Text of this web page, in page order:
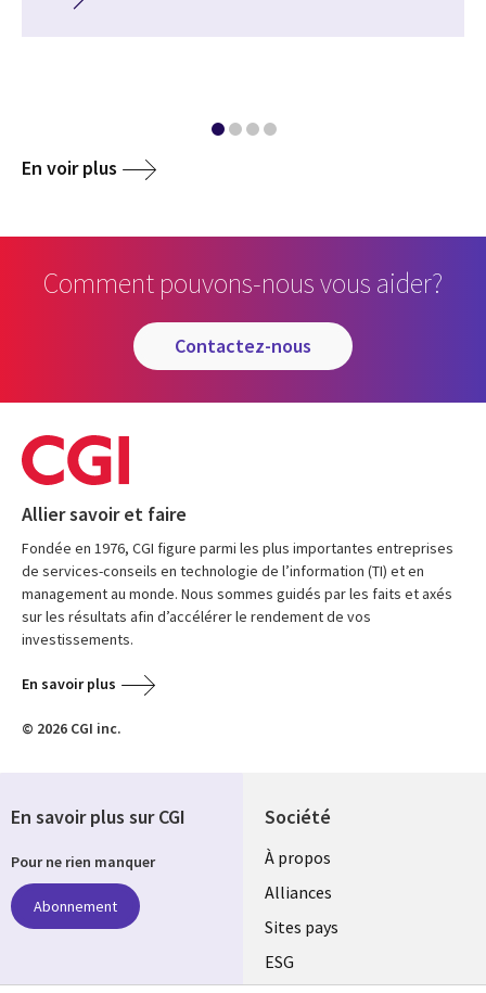
En voir plus
Comment pouvons-nous vous aider?
contactez-nous
Allier savoir et faire
Fondée en 1976, CGI figure parmi les plus importantes entreprises
de services-conseils en technologie de l’information (TI) et en
management au monde. Nous sommes guidés par les faits et axés
sur les résultats afin d’accélérer le rendement de vos
investissements.
En savoir plus
© 2026 CGI inc.
Société
À propos
Alliances
Sites pays
ESG
En savoir plus sur CGI
Pour ne rien manquer
Abonnement